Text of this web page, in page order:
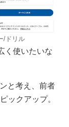
/ドリル
く使いたいな
と考え、前者
ックアップ。